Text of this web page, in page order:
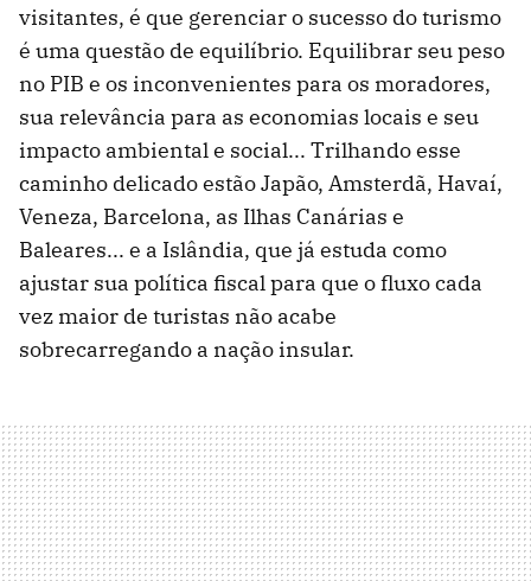
visitantes, é que gerenciar o sucesso do turismo
é uma questão de equilíbrio. Equilibrar seu peso
no PIB e os inconvenientes para os moradores,
sua relevância para as economias locais e seu
impacto ambiental e social... Trilhando esse
caminho delicado estão Japão, Amsterdã, Havaí,
Veneza, Barcelona, ​​as Ilhas Canárias e
Baleares... e a Islândia, que já estuda como
ajustar sua política fiscal para que o fluxo cada
vez maior de turistas não acabe
sobrecarregando a nação insular.